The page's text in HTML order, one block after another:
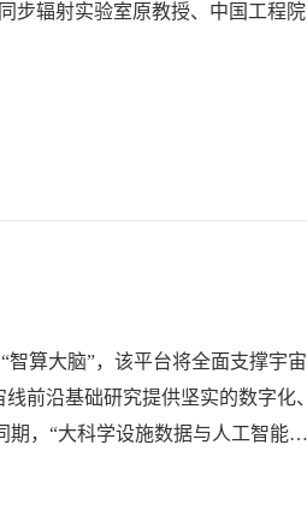
步辐射实验室原教授、中国工程院
算大脑”，该平台将全面支撑宇宙
前沿基础研究提供坚实的数字化、
，“大科学设施数据与人工智能